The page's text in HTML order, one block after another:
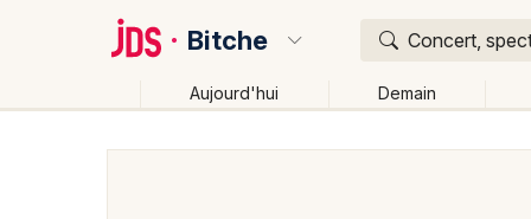
Bitche Concert,
Aujourd'hui Demain